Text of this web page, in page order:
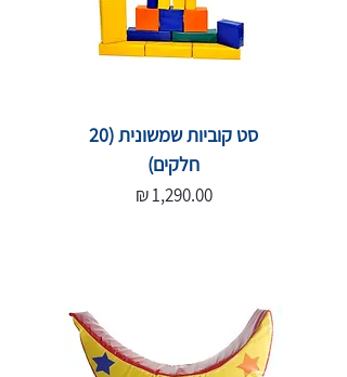
סט קוביות שמשונית (20
חלקים)
מחיר‏1,290.00 ‏₪